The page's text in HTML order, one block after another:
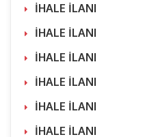
İHALE İLANI
İHALE İLANI
İHALE İLANI
İHALE İLANI
İHALE İLANI
İHALE İLANI